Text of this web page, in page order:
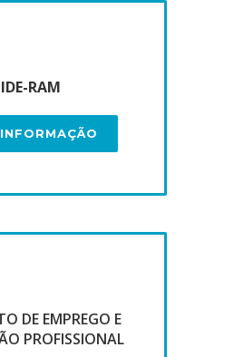
IDE-RAM
DE EMPREGO E
PROFISSIONAL